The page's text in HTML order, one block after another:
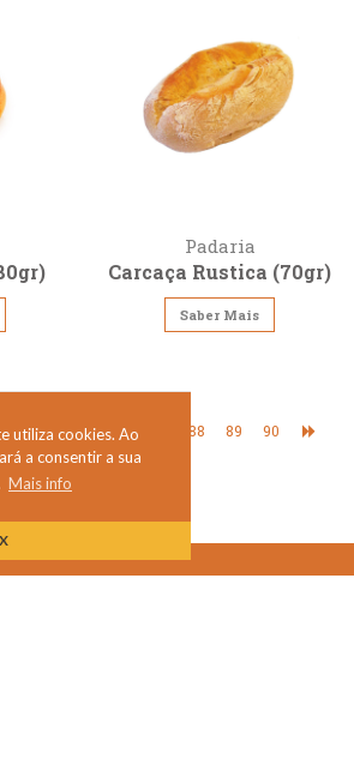
utiliza cookies. Ao
a consentir a sua
Mais info
X
Padaria
Carcaça Rustica (70gr)
Saber Mais
1 2 3 88 89 90